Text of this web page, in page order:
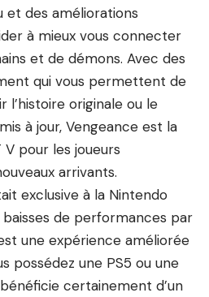
et des améliorations
à mieux vous connecter
et de démons. Avec des
qui vous permettent de
l’histoire originale ou le
à jour, Vengeance est la
pour les joueurs
arrivants.
exclusive à la Nintendo
de performances par
une expérience améliorée
possédez une PS5 ou une
certainement d’un